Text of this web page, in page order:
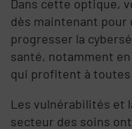
Dans cette optique,
dès maintenant pour
progresser la
santé, notamment
qui profitent à
Les vulnérabilités et
secteur des soins